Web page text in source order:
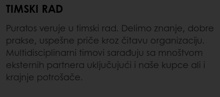
TIMSKI RAD
Puratos veruje u timski rad. Delimo znanje, dobre
prakse, uspešne priče kroz čitavu organizaciju.
Multidisciplinarni timovi sarađuju sa mnoštvom
eksternih partnera uključujući i naše kupce ali i
krajnje potrošače.